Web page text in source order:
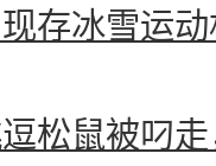
存冰雪运
松鼠被叼